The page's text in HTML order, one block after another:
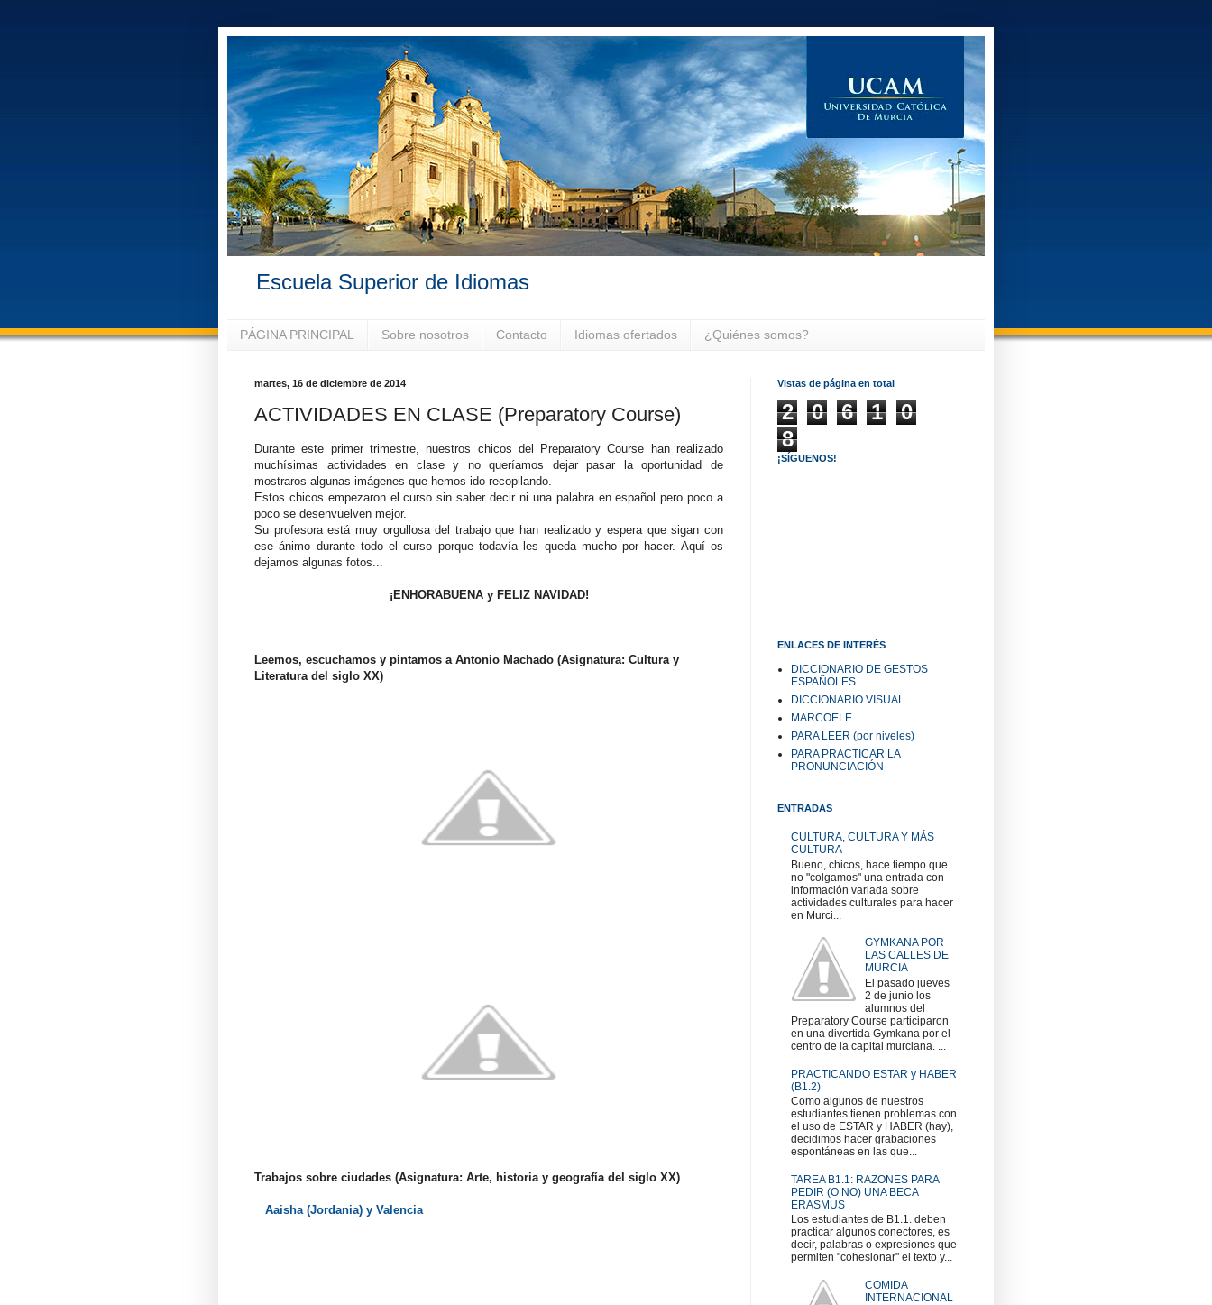
Escuela Superior de Idiomas
PÁGINA PRINCIPAL Sobre nosotros Contacto Idiomas ofertados ¿Quiénes somos?
martes, 16 de diciembre de 2014
ACTIVIDADES EN CLASE (Preparatory Course)
Durante este primer trimestre, nuestros chicos del Preparatory Course han realizado
muchísimas actividades en clase y no queríamos dejar pasar la oportunidad de
mostraros algunas imágenes que hemos ido recopilando.
Estos chicos empezaron el curso sin saber decir ni una palabra en español pero poco a
poco se desenvuelven mejor.
Su profesora está muy orgullosa del trabajo que han realizado y espera que sigan con
ese ánimo durante todo el curso porque todavía les queda mucho por hacer. Aquí os
dejamos algunas fotos...
¡ENHORABUENA y FELIZ NAVIDAD!
Leemos, escuchamos y pintamos a Antonio Machado (Asignatura: Cultura y
Literatura del siglo XX)
Trabajos sobre ciudades (Asignatura: Arte, historia y geografía del siglo XX)
Aaisha (Jordania) y Valencia
Vistas de página en total
2 0 6 1
0
8
¡SÍGUENOS!
ENLACES DE INTERÉS
DICCIONARIO DE GESTOS
ESPAÑOLES
DICCIONARIO VISUAL
MARCOELE
PARA LEER (por niveles)
PARA PRACTICAR LA
PRONUNCIACIÓN
ENTRADAS
CULTURA, CULTURA Y MÁS
CULTURA
Bueno, chicos, hace tiempo que
no "colgamos" una entrada con
información variada sobre
actividades culturales para hacer
en Murci...
GYMKANA POR
LAS CALLES DE
MURCIA
El pasado jueves
2 de junio los
alumnos del
Preparatory Course participaron
en una divertida Gymkana por el
centro de la capital murciana. ...
PRACTICANDO ESTAR y HABER
(B1.2)
Como algunos de nuestros
estudiantes tienen problemas con
el uso de ESTAR y HABER (hay),
decidimos hacer grabaciones
espontáneas en las que...
TAREA B1.1: RAZONES PARA
PEDIR (O NO) UNA BECA
ERASMUS
Los estudiantes de B1.1. deben
practicar algunos conectores, es
decir, palabras o expresiones que
permiten "cohesionar" el texto y...
COMIDA
INTERNACIONAL